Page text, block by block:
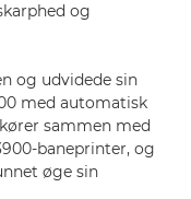
og
og udvidede sin
med automatisk
sammen med
baneprinter, og
øge sin